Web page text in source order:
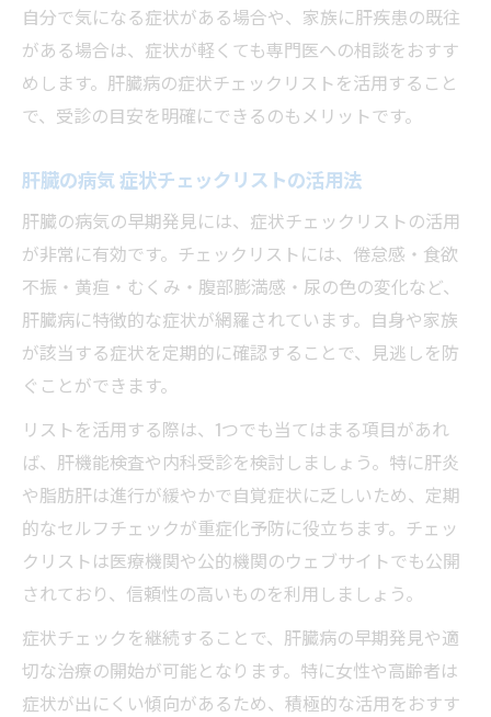
自分で気になる症状がある場合や、家族に肝疾患の既往
がある場合は、症状が軽くても専門医への相談をおすす
めします。肝臓病の症状チェックリストを活用すること
で、受診の目安を明確にできるのもメリットです。
肝臓の病気 症状チェックリストの活用法
肝臓の病気の早期発見には、症状チェックリストの活用
が非常に有効です。チェックリストには、倦怠感・食欲
不振・黄疸・むくみ・腹部膨満感・尿の色の変化など、
肝臓病に特徴的な症状が網羅されています。自身や家族
が該当する症状を定期的に確認することで、見逃しを防
ぐことができます。
リストを活用する際は、1つでも当てはまる項目があれ
ば、肝機能検査や内科受診を検討しましょう。特に肝炎
や脂肪肝は進行が緩やかで自覚症状に乏しいため、定期
的なセルフチェックが重症化予防に役立ちます。チェッ
クリストは医療機関や公的機関のウェブサイトでも公開
されており、信頼性の高いものを利用しましょう。
症状チェックを継続することで、肝臓病の早期発見や適
切な治療の開始が可能となります。特に女性や高齢者は
症状が出にくい傾向があるため、積極的な活用をおすす